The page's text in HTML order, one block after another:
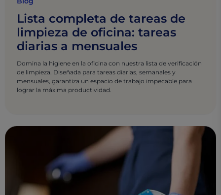
Lista completa de tareas de
limpieza de oficina: tareas
diarias a mensuales
Domina la higiene en la oficina con nuestra lista de verificación
de limpieza. Diseñada para tareas diarias, semanales y
mensuales, garantiza un espacio de trabajo impecable para
lograr la máxima productividad.